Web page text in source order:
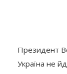
Президент
Україна не